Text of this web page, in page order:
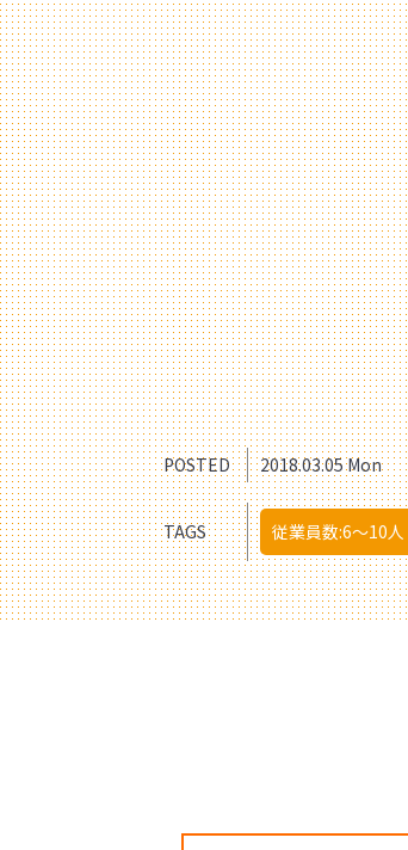
POSTED 2018.03.05 Mon
TAGS 従業員数:6～10人